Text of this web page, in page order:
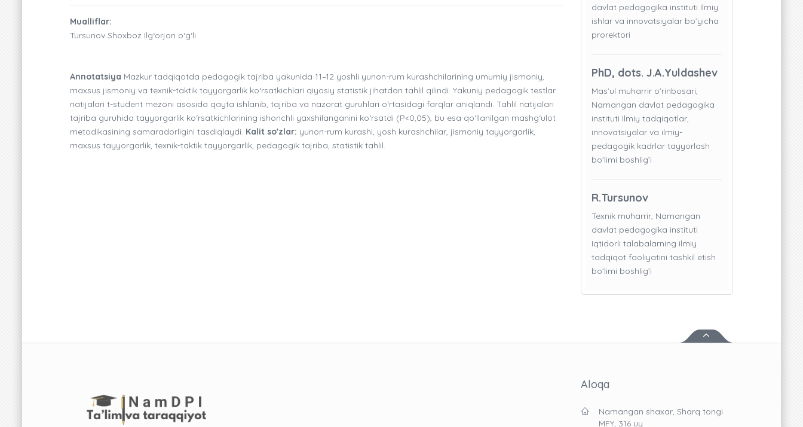
Mualliflar:
Tursunov Shoxboz Ilg‘orjon o‘g‘li
Annotatsiya Mazkur tadqiqotda pedagogik tajriba yakunida 11–12 yoshli yunon-rum kurashchilarining umumiy jismoniy,
maxsus jismoniy va texnik-taktik tayyorgarlik ko‘rsatkichlari qiyosiy statistik jihatdan tahlil qilindi. Yakuniy pedagogik testlar
natijalari t-student mezoni asosida qayta ishlanib, tajriba va nazorat guruhlari o‘rtasidagi farqlar aniqlandi. Tahlil natijalari
tajriba guruhida tayyorgarlik ko‘rsatkichlarining ishonchli yaxshilanganini ko‘rsatdi (P<0,05), bu esa qo‘llanilgan mashg‘ulot
metodikasining samaradorligini tasdiqlaydi. Kalit so'zlar: yunon-rum kurashi, yosh kurashchilar, jismoniy tayyorgarlik,
maxsus tayyorgarlik, texnik-taktik tayyorgarlik, pedagogik tajriba, statistik tahlil.
davlat pedagogika instituti Ilmiy
ishlar va innovatsiyalar bo’yicha
prorektori
PhD, dots. J.A.Yuldashev
Mas’ul muharrir o’rinbosari,
Namangan davlat pedagogika
instituti Ilmiy tadqiqotlar,
innovatsiyalar va ilmiy-
pedagogik kadrlar tayyorlash
bo'limi boshlig’i
R.Tursunov
Texnik muharrir, Namangan
davlat pedagogika instituti
Iqtidorli talabalarning ilmiy
tadqiqot faoliyatini tashkil etish
bo'limi boshlig’i
Aloqa
Namangan shaxar, Sharq tongi
MFY, 316 uy